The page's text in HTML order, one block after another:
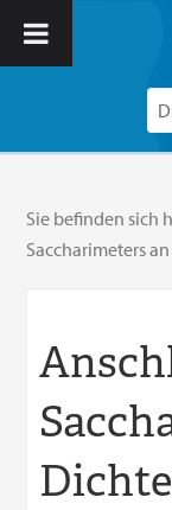
Sie befinden sich
Saccharimeters